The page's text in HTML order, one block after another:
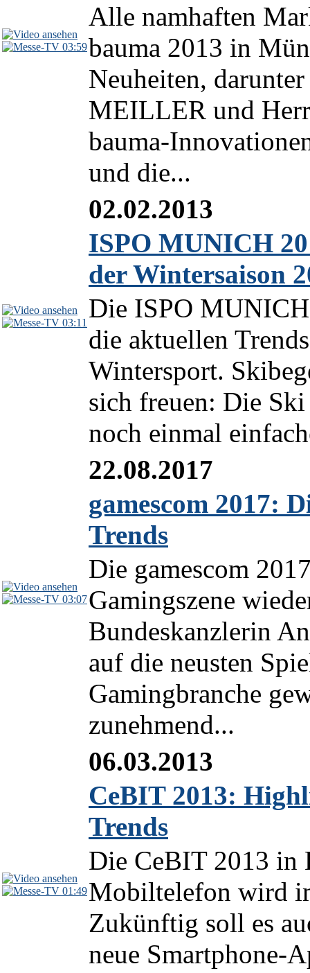
03:59
Alle namhaften
bauma 2013 in
Neuheiten,
MEILLER und
bauma-
und die...
03:11
02.02.2013
ISPO MUNICH
der Wintersaison
Die ISPO
die aktuellen
Wintersport.
sich freuen: Die
noch einmal
03:07
22.08.2017
gamescom 2017:
Trends
Die gamescom
Gamingszene
Bundeskanzlerin
auf die neusten
Gamingbranche
zunehmend...
01:49
06.03.2013
CeBIT 2013:
Trends
Die CeBIT 2013 in
Mobiltelefon wird
Zukünftig soll es
neue Smartphone-